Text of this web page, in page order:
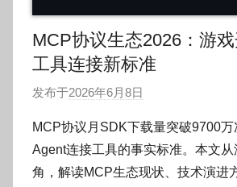
MCP协议生态2026：游
工具连接新标准
发布于2026年6月8日
:
O
k
MCP协议月SDK下载量突破9700万
Agent连接工具的事实标准。本文
角，解读MCP生态现状、技术演进